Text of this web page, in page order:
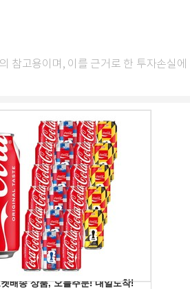
참고용이며, 이를 근거로 한 투자손실에